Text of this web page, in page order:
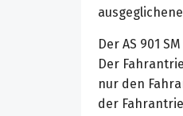
Der AS 901
Der
nur den
der